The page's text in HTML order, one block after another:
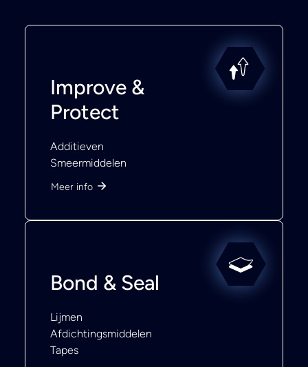
Improve &
Protect
Additieven
Smeermiddelen
Meer info
Bond & Seal
Lijmen
Afdichtingsmiddelen
Tapes